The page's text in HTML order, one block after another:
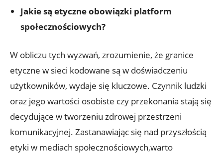
Jakie są etyczne obowiązki platform
społecznościowych?
W obliczu tych wyzwań, zrozumienie, że granice
etyczne w sieci kodowane są w doświadczeniu
użytkowników, wydaje się kluczowe. Czynnik ludzki
oraz jego wartości osobiste czy przekonania stają się
decydujące w tworzeniu zdrowej przestrzeni
komunikacyjnej. Zastanawiając się nad przyszłością
etyki w mediach społecznościowych,warto